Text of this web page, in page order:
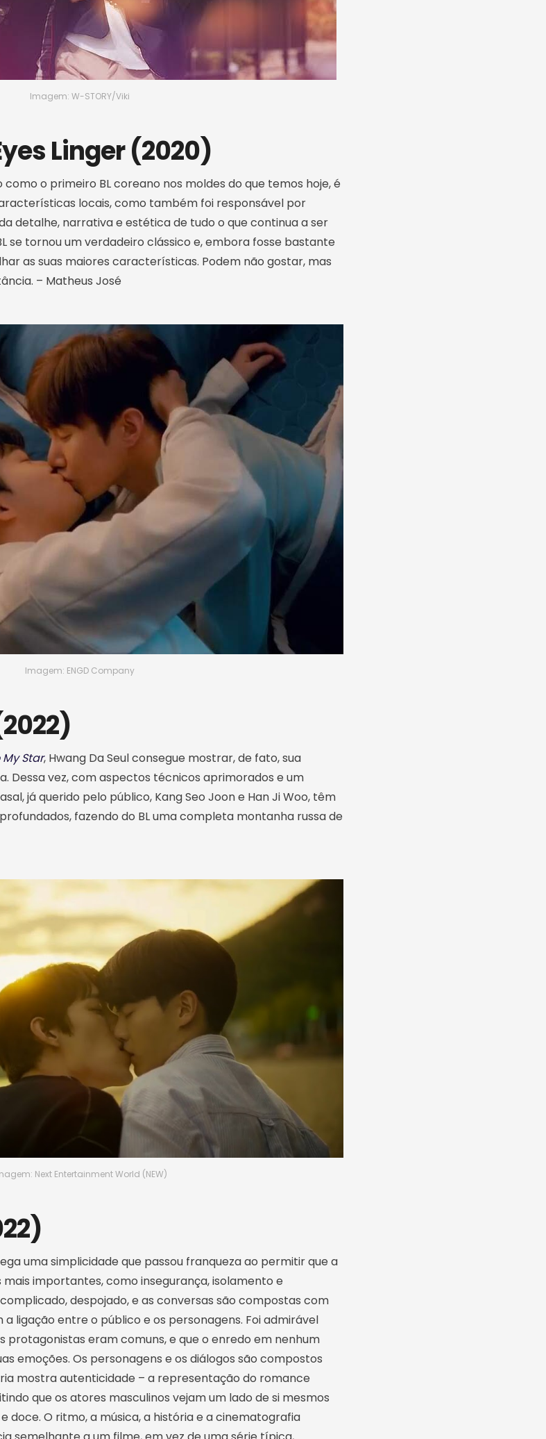
Imagem: W-STORY/Viki
Linger (2020)
como o primeiro BL coreano nos moldes do que temos hoje, é
locais, como também foi responsável por
detalhe, narrativa e estética de tudo o que continua a ser
se tornou um verdadeiro clássico e, embora fosse bastante
as suas maiores características. Podem não gostar, mas
– Matheus José
Imagem: ENGD Company
My Star, Hwang Da Seul consegue mostrar, de fato, sua
Dessa vez, com aspectos técnicos aprimorados e um
já querido pelo público, Kang Seo Joon e Han Ji Woo, têm
fazendo do BL uma completa montanha russa de
Next Entertainment World (NEW)
uma simplicidade que passou franqueza ao permitir que a
importantes, como insegurança, isolamento e
despojado, e as conversas são compostas com
ligação entre o público e os personagens. Foi admirável
protagonistas eram comuns, e que o enredo em nenhum
emoções. Os personagens e os diálogos são compostos
mostra autenticidade – a representação do romance
que os atores masculinos vejam um lado de si mesmos
doce. O ritmo, a música, a história e a cinematografia